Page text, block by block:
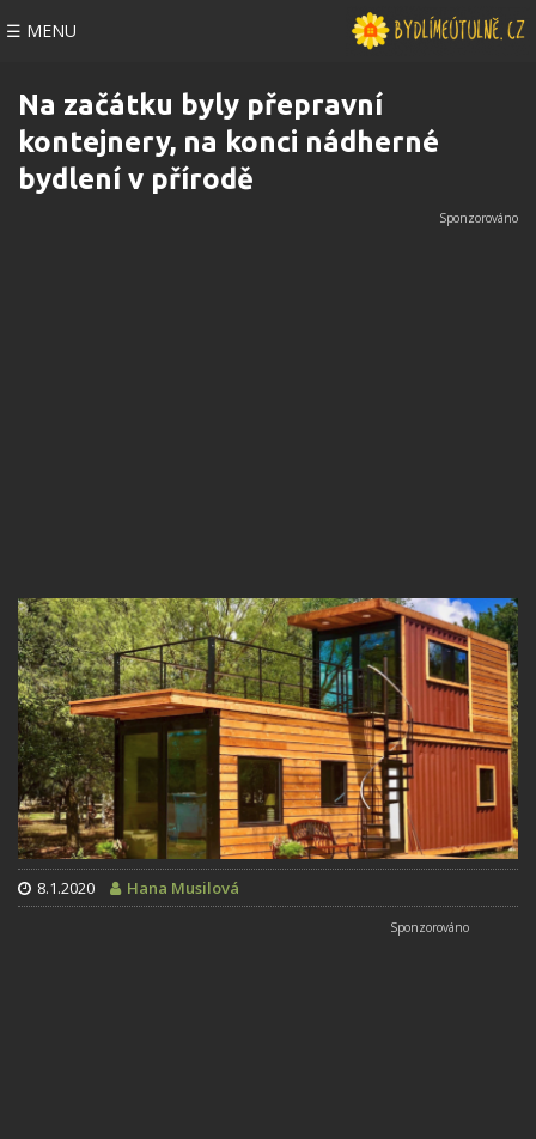
☰ MENU
Na začátku byly přepravní
kontejnery, na konci nádherné
bydlení v přírodě
8.1.2020 Hana Musilová